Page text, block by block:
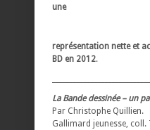
une
représentation nette et
BD en 2012.
La Bande dessinée – un
Par Christophe Quillien.
Gallimard jeunesse, coll.